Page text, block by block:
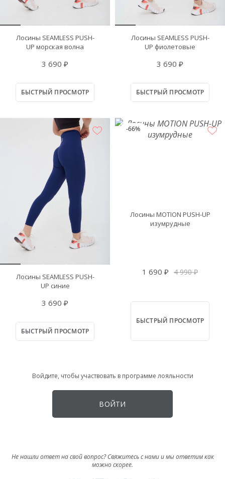
Доставка
Ткани BeSelf
Партнёры
Контакты
Одежда для пилатеса
Одежда для тенниса
Accent collection
Power collection
Black edition
8 800 201-14-63
Лосины SEAMLESS PUSH-
UP морская волна
3 690 ₽
БЫСТРЫЙ ПРОСМОТР
Лосины SEAMLESS PUSH-
UP фиолетовые
3 690 ₽
БЫСТРЫЙ ПРОСМОТР
Лосины SEAMLESS PUSH-
UP синие
3 690 ₽
БЫСТРЫЙ ПРОСМОТР
-66%
Лосины MOTION PUSH-UP
изумрудные
1 690 ₽ 4 990 ₽
БЫСТРЫЙ ПРОСМОТР
Войдите, чтобы участвовать в программе лояльности
ВОЙТИ
Не нашли ответ на свой вопрос? Свяжитесь с нами и мы ответим как
можно скорее.